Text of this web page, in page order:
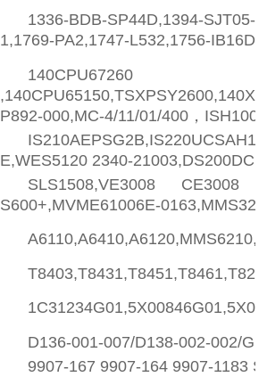
1336-BDB-SP44D,1394-
1,1769-PA2,1747-L532,1756-
140CPU67260
P892-000,MC-4/11/01/400，
E,WES5120 2340-
SLS1508,VE3008 CE3008
S600+,MVME61006E-
D136-001-007/D138-002-002/
9907-167 9907-164 9907-1183